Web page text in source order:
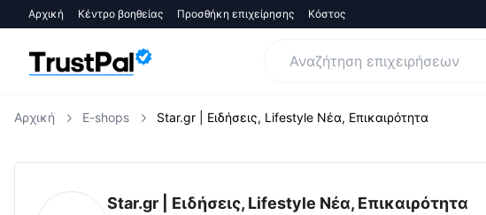
Αρχική Κέντρο βοηθείας Προσθήκη επιχείρησης Κόστος
Αρχική E-shops Star.gr | Ειδήσεις, Lifestyle Νέα, Επικαιρότητα
star.grΑξιολογήσεις | Δες Αξιολογήσεις και Κριτικές για
Star.gr | Ειδήσεις, Lifestyle Νέα, Επικαιρότητα